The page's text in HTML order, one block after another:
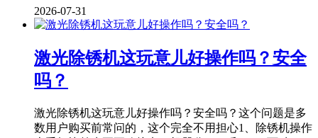
2026-07-31
激光除锈机这玩意儿好操作吗？安全
吗？
激光除锈机这玩意儿好操作吗？安全吗？这个问题是多
数用户购买前常问的，这个完全不用担心1、除锈机操作